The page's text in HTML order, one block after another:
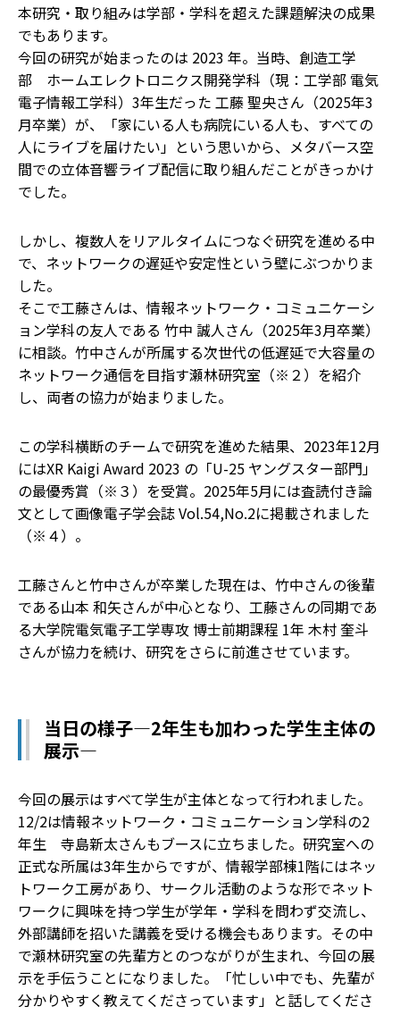
本研究・取り組みは学部・学科を超えた課題解決の成果
でもあります。
今回の研究が始まったのは 2023 年。当時、創造工学
部 ホームエレクトロニクス開発学科（現：工学部 電気
電子情報工学科）3年生だった 工藤 聖央さん（2025年3
月卒業）が、「家にいる人も病院にいる人も、すべての
人にライブを届けたい」という思いから、メタバース空
間での立体音響ライブ配信に取り組んだことがきっかけ
でした。
しかし、複数人をリアルタイムにつなぐ研究を進める中
で、ネットワークの遅延や安定性という壁にぶつかりま
した。
そこで工藤さんは、情報ネットワーク・コミュニケーシ
ョン学科の友人である 竹中 誠人さん（2025年3月卒業）
に相談。竹中さんが所属する次世代の低遅延で大容量の
ネットワーク通信を目指す瀬林研究室（※２）を紹介
し、両者の協力が始まりました。
この学科横断のチームで研究を進めた結果、2023年12月
にはXR Kaigi Award 2023 の「U-25 ヤングスター部門」
の最優秀賞（※３）を受賞。2025年5月には査読付き論
文として画像電子学会誌 Vol.54,No.2に掲載されました
（※４）。
工藤さんと竹中さんが卒業した現在は、竹中さんの後輩
である山本 和矢さんが中心となり、工藤さんの同期であ
る大学院電気電子工学専攻 博士前期課程 1年 木村 奎斗
さんが協力を続け、研究をさらに前進させています。
当日の様子―2年生も加わった学生主体の
展示―
今回の展示はすべて学生が主体となって行われました。
12/2は情報ネットワーク・コミュニケーション学科の2
年生 寺島新太さんもブースに立ちました。研究室への
正式な所属は3年生からですが、情報学部棟1階にはネッ
トワーク工房があり、サークル活動のような形でネット
ワークに興味を持つ学生が学年・学科を問わず交流し、
外部講師を招いた講義を受ける機会もあります。その中
で瀬林研究室の先輩方とのつながりが生まれ、今回の展
示を手伝うことになりました。「忙しい中でも、先輩が
分かりやすく教えてくださっています」と話してくださ